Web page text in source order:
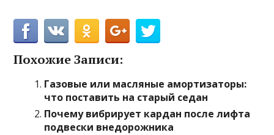
Похожие Записи:
Газовые или масляные амортизаторы:
что поставить на старый седан
Почему вибрирует кардан после лифта
подвески внедорожника